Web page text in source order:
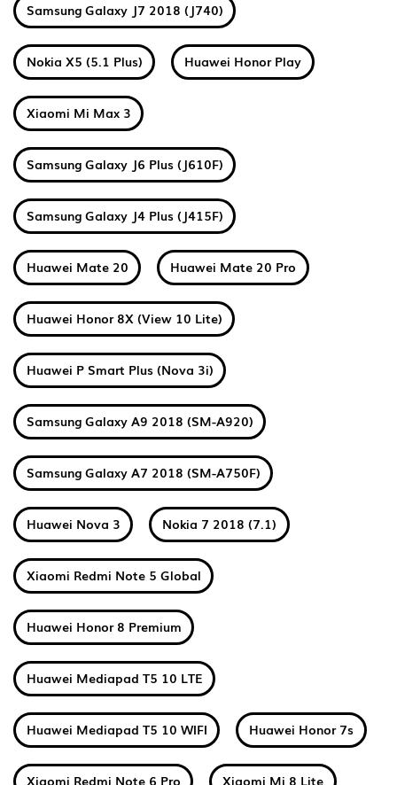
Samsung Galaxy J7 2018 (J740)
Nokia X5 (5.1 Plus) Huawei Honor Play
Xiaomi Mi Max 3
Samsung Galaxy J6 Plus (J610F)
Samsung Galaxy J4 Plus (J415F)
Huawei Mate 20 Huawei Mate 20 Pro
Huawei Honor 8X (View 10 Lite)
Huawei P Smart Plus (Nova 3i)
Samsung Galaxy A9 2018 (SM-A920)
Samsung Galaxy A7 2018 (SM-A750F)
Huawei Nova 3 Nokia 7 2018 (7.1)
Xiaomi Redmi Note 5 Global
Huawei Honor 8 Premium
Huawei Mediapad T5 10 LTE
Huawei Mediapad T5 10 WIFI Huawei Honor 7s
Xiaomi Redmi Note 6 Pro Xiaomi Mi 8 Lite